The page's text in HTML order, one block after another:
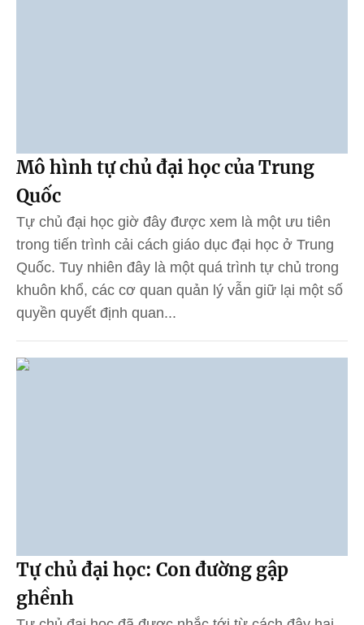
Mô hình tự chủ đại học của Trung
Quốc
Tự chủ đại học giờ đây được xem là một ưu tiên
trong tiến trình cải cách giáo dục đại học ở Trung
Quốc. Tuy nhiên đây là một quá trình tự chủ trong
khuôn khổ, các cơ quan quản lý vẫn giữ lại một số
quyền quyết định quan...
Tự chủ đại học: Con đường gập
ghềnh